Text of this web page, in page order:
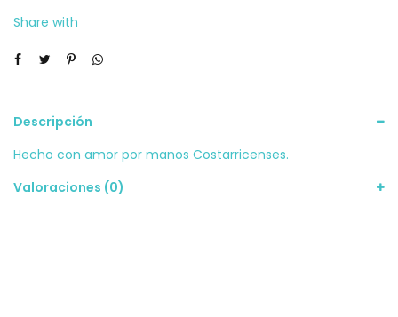
Share with
Descripción
Hecho con amor por manos Costarricenses.
Valoraciones (0)